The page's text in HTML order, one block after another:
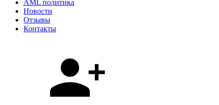
AML политика
Новости
Отзывы
Контакты